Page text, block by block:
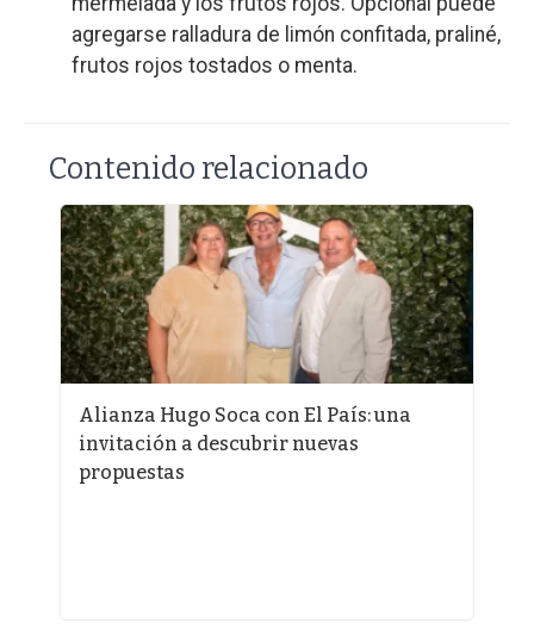
agregarse ralladura de limón confitada, praliné,
frutos rojos tostados o menta.
Contenido relacionado
Alianza Hugo Soca con El País: una
invitación a descubrir nuevas
propuestas